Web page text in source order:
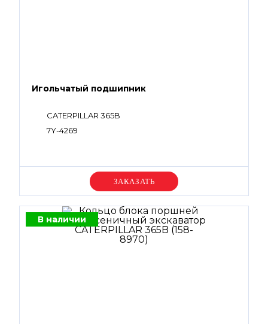
Игольчатый подшипник
CATERPILLAR 365B
7Y-4269
Уточняйте цену
В наличии